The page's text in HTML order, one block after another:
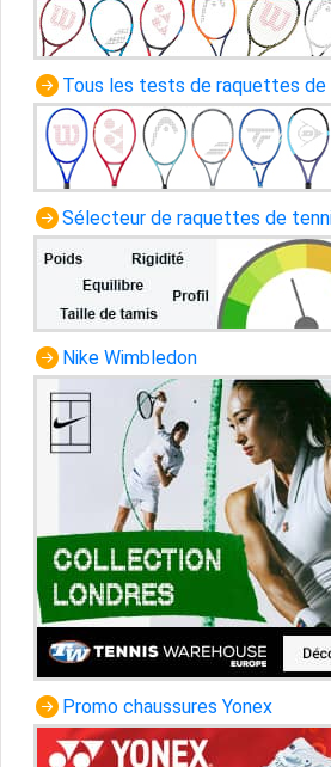
Tous les tests de raquettes de
Sélecteur de raquettes de
Nike Wimbledon
Promo chaussures Yonex